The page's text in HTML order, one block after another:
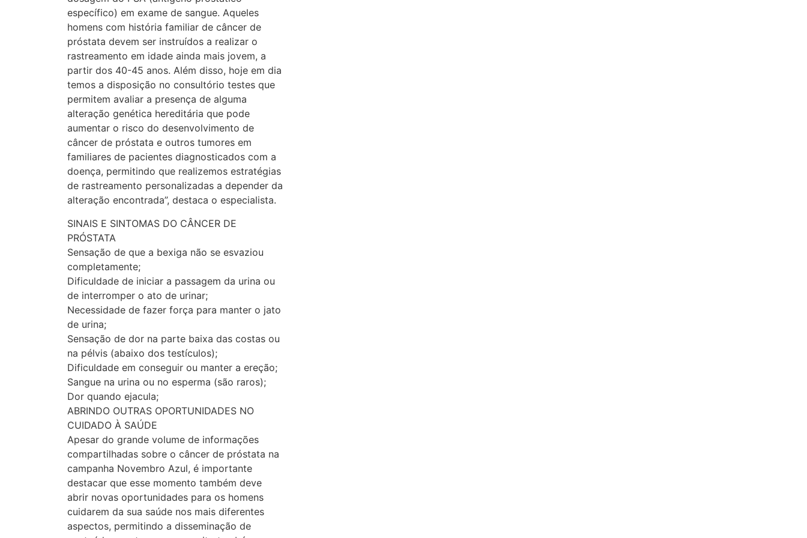
específico) em exame de sangue. Aqueles
homens com história familiar de câncer de
próstata devem ser instruídos a realizar o
rastreamento em idade ainda mais jovem, a
partir dos 40-45 anos. Além disso, hoje em dia
temos a disposição no consultório testes que
permitem avaliar a presença de alguma
alteração genética hereditária que pode
aumentar o risco do desenvolvimento de
câncer de próstata e outros tumores em
familiares de pacientes diagnosticados com a
doença, permitindo que realizemos estratégias
de rastreamento personalizadas a depender da
alteração encontrada”, destaca o especialista.
SINAIS E SINTOMAS DO CÂNCER DE
PRÓSTATA
Sensação de que a bexiga não se esvaziou
completamente;
Dificuldade de iniciar a passagem da urina ou
de interromper o ato de urinar;
Necessidade de fazer força para manter o jato
de urina;
Sensação de dor na parte baixa das costas ou
na pélvis (abaixo dos testículos);
Dificuldade em conseguir ou manter a ereção;
Sangue na urina ou no esperma (são raros);
Dor quando ejacula;
ABRINDO OUTRAS OPORTUNIDADES NO
CUIDADO À SAÚDE
Apesar do grande volume de informações
compartilhadas sobre o câncer de próstata na
campanha Novembro Azul, é importante
destacar que esse momento também deve
abrir novas oportunidades para os homens
cuidarem da sua saúde nos mais diferentes
aspectos, permitindo a disseminação de